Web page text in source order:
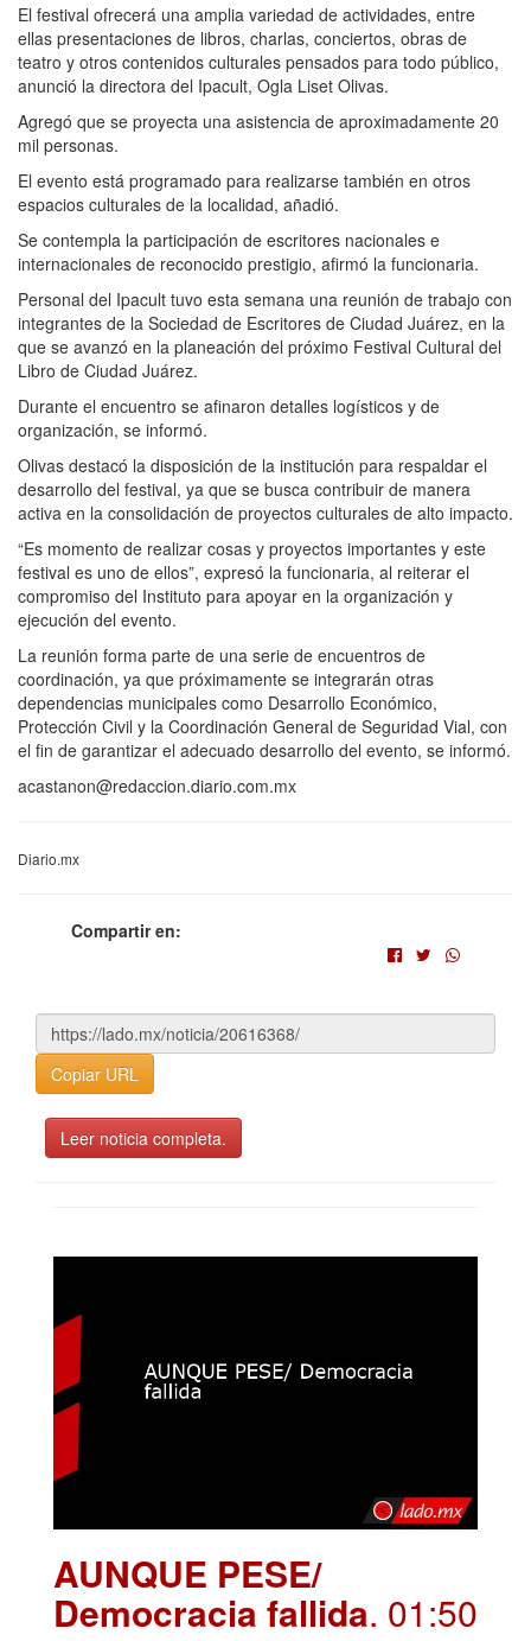
El festival ofrecerá una amplia variedad de actividades, entre
ellas presentaciones de libros, charlas, conciertos, obras de
teatro y otros contenidos culturales pensados para todo público,
anunció la directora del Ipacult, Ogla Liset Olivas.
Agregó que se proyecta una asistencia de aproximadamente 20
mil personas.
El evento está programado para realizarse también en otros
espacios culturales de la localidad, añadió.
Se contempla la participación de escritores nacionales e
internacionales de reconocido prestigio, afirmó la funcionaria.
Personal del Ipacult tuvo esta semana una reunión de trabajo con
integrantes de la Sociedad de Escritores de Ciudad Juárez, en la
que se avanzó en la planeación del próximo Festival Cultural del
Libro de Ciudad Juárez.
Durante el encuentro se afinaron detalles logísticos y de
organización, se informó.
Olivas destacó la disposición de la institución para respaldar el
desarrollo del festival, ya que se busca contribuir de manera
activa en la consolidación de proyectos culturales de alto impacto.
“Es momento de realizar cosas y proyectos importantes y este
festival es uno de ellos”, expresó la funcionaria, al reiterar el
compromiso del Instituto para apoyar en la organización y
ejecución del evento.
La reunión forma parte de una serie de encuentros de
coordinación, ya que próximamente se integrarán otras
dependencias municipales como Desarrollo Económico,
Protección Civil y la Coordinación General de Seguridad Vial, con
el fin de garantizar el adecuado desarrollo del evento, se informó.
acastanon@redaccion.diario.com.mx
Diario.mx
Compartir en:
Copiar URL
Leer noticia completa.
AUNQUE PESE/
Democracia fallida. 01:50